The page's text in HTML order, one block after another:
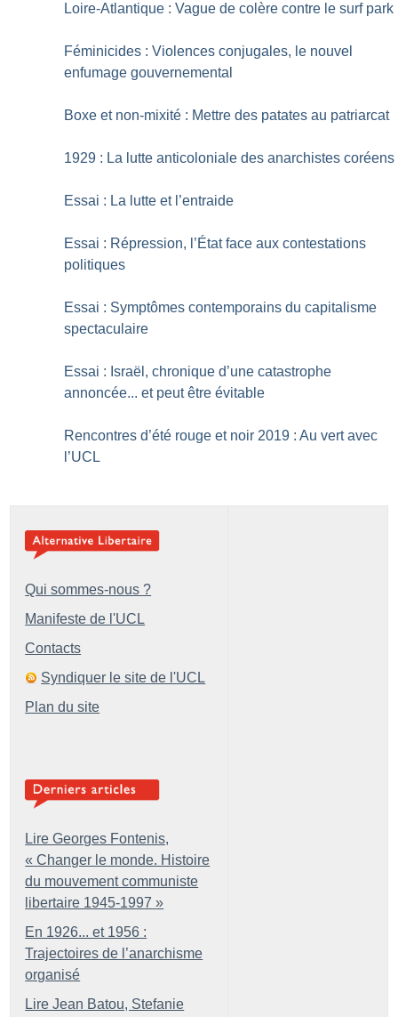
Loire-Atlantique : Vague de colère contre le surf park
Féminicides : Violences conjugales, le nouvel
enfumage gouvernemental
Boxe et non-mixité : Mettre des patates au patriarcat
1929 : La lutte anticoloniale des anarchistes coréens
Essai : La lutte et l’entraide
Essai : Répression, l’État face aux contestations
politiques
Essai : Symptômes contemporains du capitalisme
spectaculaire
Essai : Israël, chronique d’une catastrophe
annoncée... et peut être évitable
Rencontres d’été rouge et noir 2019 : Au vert avec
l’UCL
Qui sommes-nous ?
Manifeste de l'UCL
Contacts
Syndiquer le site de l'UCL
Plan du site
Lire Georges Fontenis,
« Changer le monde. Histoire
du mouvement communiste
libertaire 1945-1997 »
En 1926... et 1956 :
Trajectoires de l’anarchisme
organisé
Lire Jean Batou, Stefanie